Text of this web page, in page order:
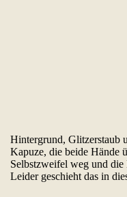
Hintergrund, Glitzerstaub
Kapuze, die beide Hände
Selbstzweifel weg und
Leider geschieht das in